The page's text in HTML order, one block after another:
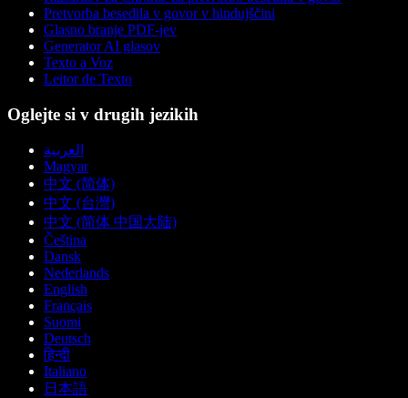
Pretvorba besedila v govor v hindujščini
Glasno branje PDF-jev
Generator AI glasov
Texto a Voz
Leitor de Texto
Oglejte si v drugih jezikih
العربية
Magyar
中文 (简体)
中文 (台灣)
中文 (简体 中国大陆)
Čeština
Dansk
Nederlands
English
Français
Suomi
Deutsch
हिन्दी
Italiano
日本語